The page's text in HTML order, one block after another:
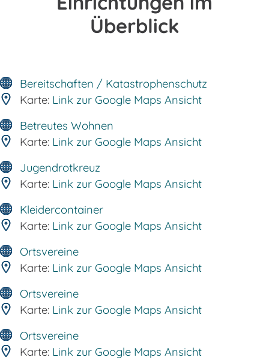
Überblick
Bereitschaften / Katastrophenschutz
Karte: Link zur Google Maps Ansicht
Betreutes Wohnen
Karte: Link zur Google Maps Ansicht
Jugendrotkreuz
Karte: Link zur Google Maps Ansicht
Kleidercontainer
Karte: Link zur Google Maps Ansicht
Ortsvereine
Karte: Link zur Google Maps Ansicht
Ortsvereine
Karte: Link zur Google Maps Ansicht
Ortsvereine
Karte: Link zur Google Maps Ansicht